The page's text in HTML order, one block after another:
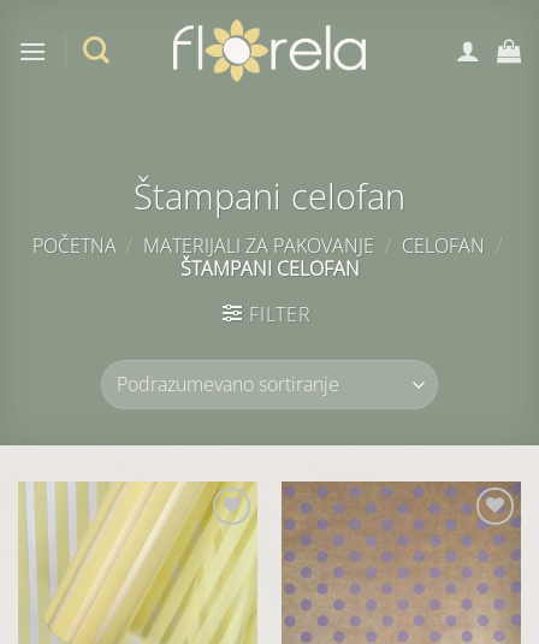
Štampani celofan
POČETNA / MATERIJALI ZA PAKOVANJE / CELOFAN /
ŠTAMPANI CELOFAN
FILTER
Dodaj
u listu
želja
Dodaj
u listu
želja